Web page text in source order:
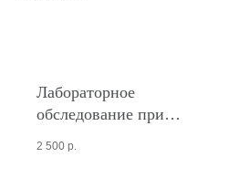
Лабораторное
обследование при
2 500 р.